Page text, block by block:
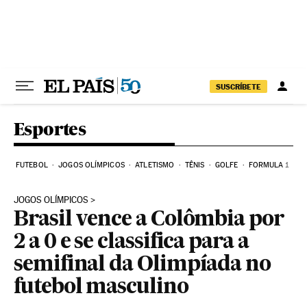
SUSCRÍBETE
Esportes
FUTEBOL JOGOS OLÍMPICOS ATLETISMO TÊNIS GOLFE FORMULA 1
JOGOS OLÍMPICOS
Brasil vence a Colômbia por
2 a 0 e se classifica para a
semifinal da Olimpíada no
futebol masculino